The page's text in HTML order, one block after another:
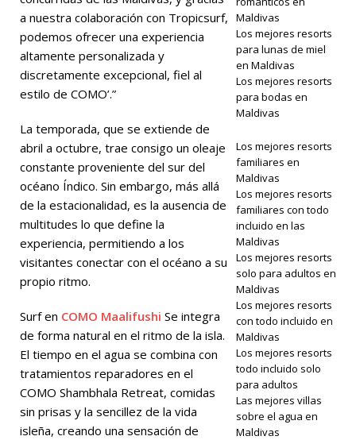
marzo de
Siyam Iru
presenta
nuevos
tratamientos
en Ocean
Spa.
BIENESTAR
a nuestra colaboración con Tropicsurf,
podemos ofrecer una experiencia
altamente personalizada y
discretamente excepcional, fiel al
estilo de COMO’.”
La temporada, que se extiende de
abril a octubre, trae consigo un oleaje
constante proveniente del sur del
océano Índico. Sin embargo, más allá
de la estacionalidad, es la ausencia de
multitudes lo que define la
experiencia, permitiendo a los
visitantes conectar con el océano a su
propio ritmo.
Surf en COMO Maalifushi Se integra
de forma natural en el ritmo de la isla.
El tiempo en el agua se combina con
tratamientos reparadores en el
COMO Shambhala Retreat, comidas
sin prisas y la sencillez de la vida
isleña, creando una sensación de
Maldivas
Los mejores resorts
para lunas de miel
en Maldivas
Los mejores resorts
para bodas en
Maldivas
Los mejores resorts
familiares en
Maldivas
Los mejores resorts
familiares con todo
incluido en las
Maldivas
Los mejores resorts
solo para adultos en
Maldivas
Los mejores resorts
con todo incluido en
Maldivas
Los mejores resorts
todo incluido solo
para adultos
Las mejores villas
sobre el agua en
Maldivas